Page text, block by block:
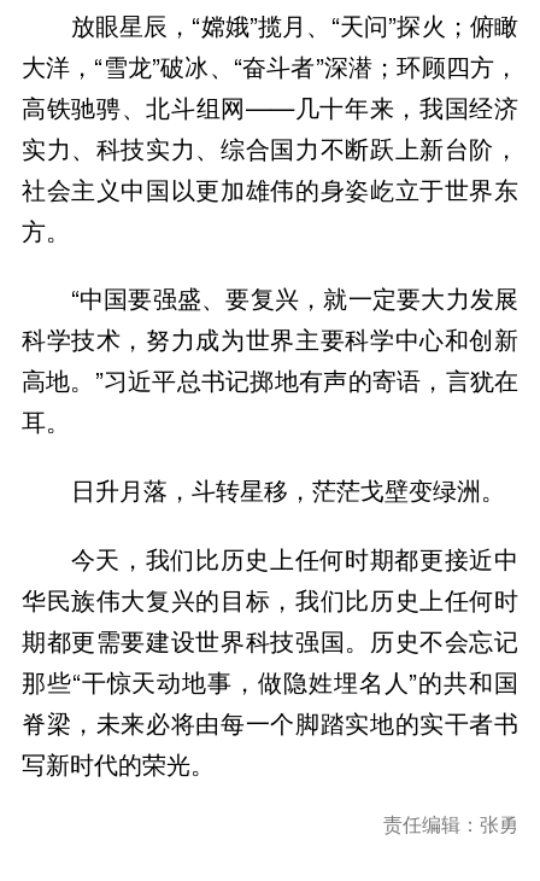
放眼星辰，“嫦娥”揽月、“天问”探火；俯瞰
大洋，“雪龙”破冰、“奋斗者”深潜；环顾四方，
高铁驰骋、北斗组网——几十年来，我国经济
实力、科技实力、综合国力不断跃上新台阶，
社会主义中国以更加雄伟的身姿屹立于世界东
方。
“中国要强盛、要复兴，就一定要大力发展
科学技术，努力成为世界主要科学中心和创新
高地。”习近平总书记掷地有声的寄语，言犹在
耳。
日升月落，斗转星移，茫茫戈壁变绿洲。
今天，我们比历史上任何时期都更接近中
华民族伟大复兴的目标，我们比历史上任何时
期都更需要建设世界科技强国。历史不会忘记
那些“干惊天动地事，做隐姓埋名人”的共和国
脊梁，未来必将由每一个脚踏实地的实干者书
写新时代的荣光。
责任编辑：张勇